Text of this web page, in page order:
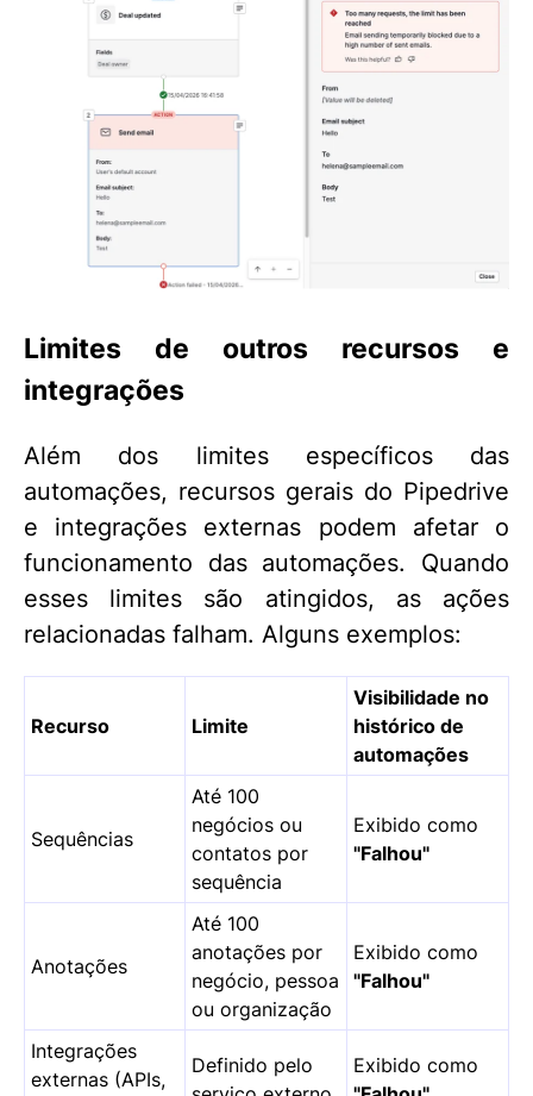
Limites de outros recursos e
integrações
Além dos limites específicos das
automações, recursos gerais do Pipedrive
e integrações externas podem afetar o
funcionamento das automações. Quando
esses limites são atingidos, as ações
relacionadas falham. Alguns exemplos:
Recurso Limite
Visibilidade no
histórico de
automações
Sequências
Até 100
negócios ou
contatos por
sequência
Exibido como
"Falhou"
Anotações
Até 100
anotações por
negócio, pessoa
ou organização
Exibido como
"Falhou"
Integrações
externas (APIs,
Definido pelo
Exibido como